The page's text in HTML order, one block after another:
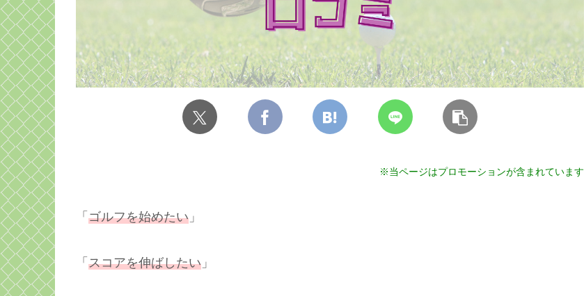
※当ページはプロモーションが含まれています
「 ゴルフを始めたい 」
「 スコアを伸ばしたい 」